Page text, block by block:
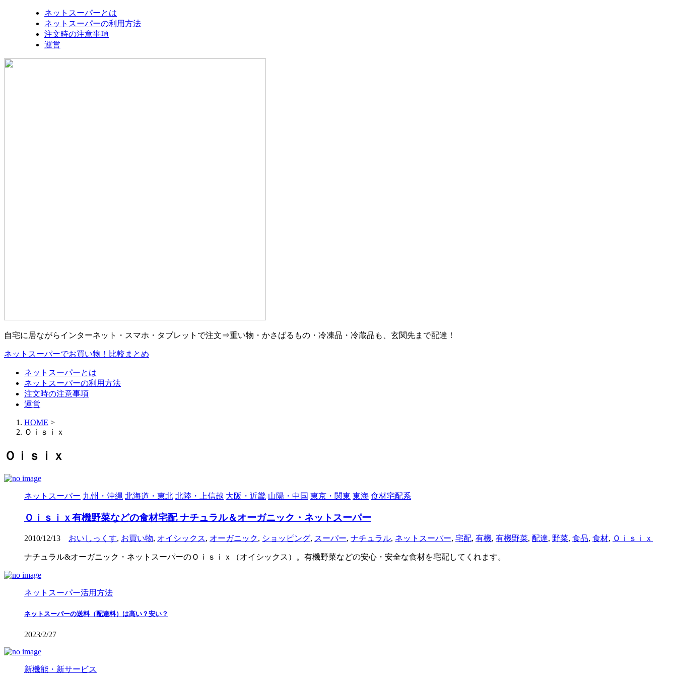
ネットスーパーとは
ネットスーパーの利用方法
注文時の注意事項
運営
自宅に居ながらインターネット・スマホ・タブレットで注文⇒重い物・かさばるもの・冷凍品・冷蔵品も、玄関先まで配達！
ネットスーパーでお買い物！比較まとめ
ネットスーパーとは
ネットスーパーの利用方法
注文時の注意事項
運営
HOME >
Ｏｉｓｉｘ
Ｏｉｓｉｘ
ネットスーパー 九州・沖縄 北海道・東北 北陸・上信越 大阪・近畿 山陽・中国 東京・関東 東海 食材宅配系
Ｏｉｓｉｘ有機野菜などの食材宅配 ナチュラル＆オーガニック・ネットスーパー
2010/12/13 おいしっくす, お買い物, オイシックス, オーガニック, ショッピング, スーパー, ナチュラル, ネットスーパー, 宅配, 有機, 有機野菜, 配達, 野菜, 食品, 食材, Ｏｉｓｉｘ
ナチュラル&オーガニック・ネットスーパーのＯｉｓｉｘ（オイシックス）。有機野菜などの安心・安全な食材を宅配してくれます。
ネットスーパー活用方法
ネットスーパーの送料（配達料）は高い？安い？
2023/2/27
新機能・新サービス